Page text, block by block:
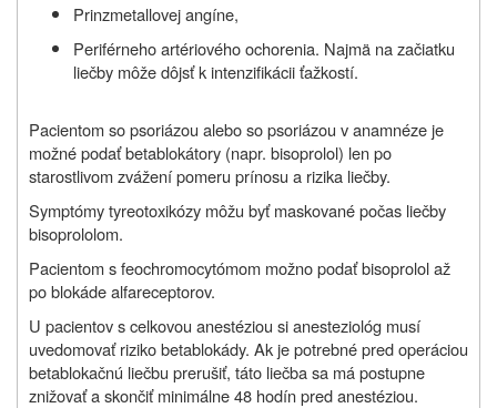
Prinzmetallovej angíne,
Periférneho artériového ochorenia. Najmä na začiatku
liečby môže dôjsť k intenzifikácii ťažkostí.
Pacientom so psoriázou alebo so psoriázou v anamnéze je
možné podať betablokátory (napr. bisoprolol) len po
starostlivom zvážení pomeru prínosu a rizika liečby.
Symptómy tyreotoxikózy môžu byť maskované počas liečby
bisoprololom.
Pacientom s feochromocytómom možno podať bisoprolol až
po blokáde alfareceptorov.
U pacientov s celkovou anestéziou si anesteziológ musí
uvedomovať riziko betablokády. Ak je potrebné pred operáciou
betablokačnú liečbu prerušiť, táto liečba sa má postupne
znižovať a skončiť minimálne 48 hodín pred anestéziou.